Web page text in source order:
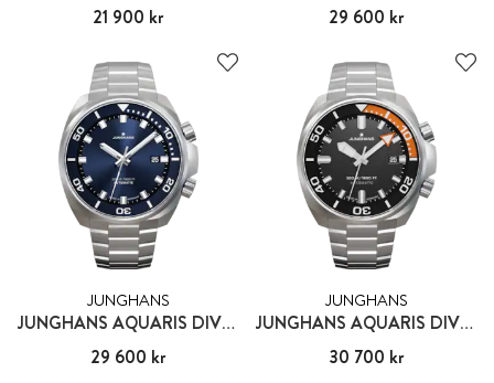
Pris: 21 900 kr
21 900 kr
Pris:29 600 kr
29 600 kr
JUNGHANS
JUNGHANS AQUARIS DIVER BLUE
Pris:29 600 kr
29 600 kr
JUNGHANS
JUNGHANS AQUARIS DIVER
Pris:30 700 kr
30 700 kr